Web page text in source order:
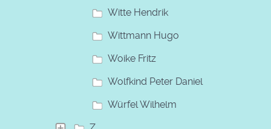
Witte Hendrik
Wittmann Hugo
Woike Fritz
Wolfkind Peter Daniel
Würfel Wilhelm